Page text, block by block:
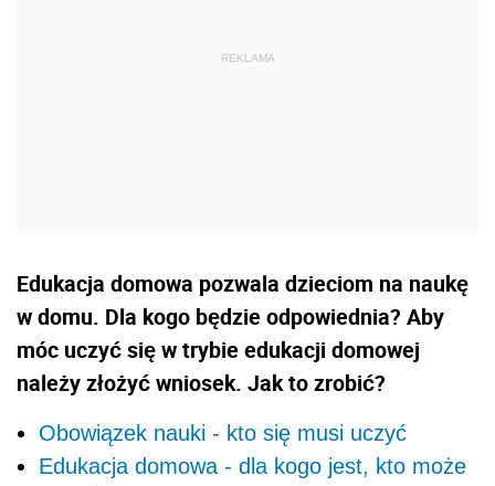
Edukacja domowa pozwala dzieciom na naukę
w domu. Dla kogo będzie odpowiednia? Aby
móc uczyć się w trybie edukacji domowej
należy złożyć wniosek. Jak to zrobić?
Obowiązek nauki - kto się musi uczyć
Edukacja domowa - dla kogo jest, kto może